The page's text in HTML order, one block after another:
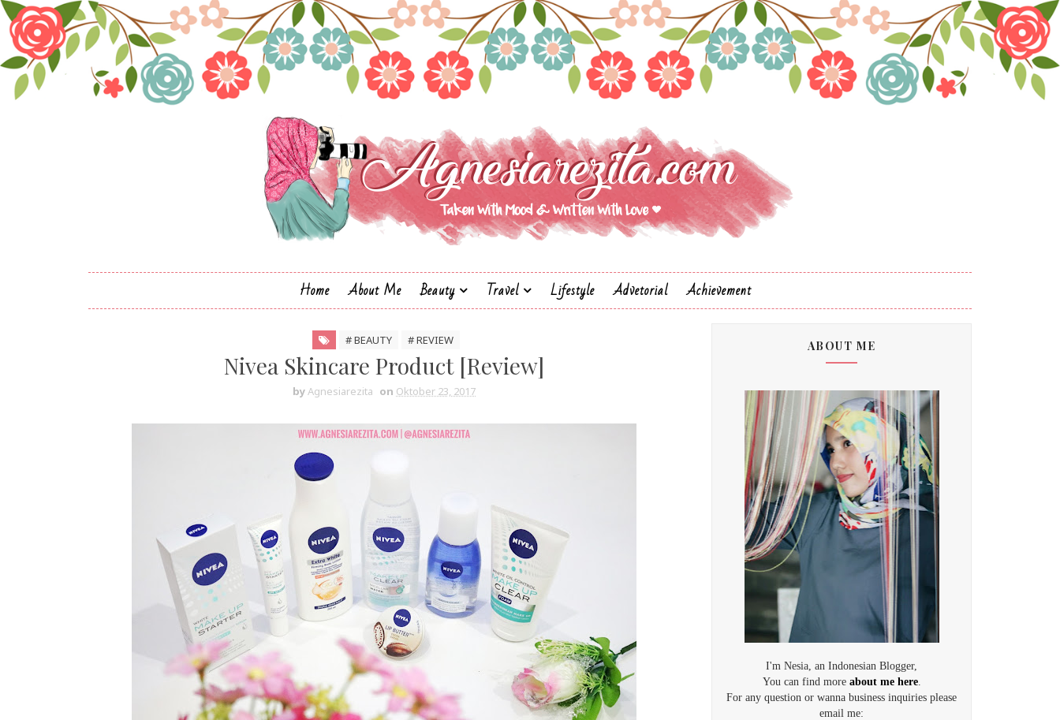
Home About Me Beauty Travel Lifestyle Advetorial Achievement
# BEAUTY # REVIEW
Nivea Skincare Product [Review]
byAgnesiarezita on Oktober 23, 2017
ABOUT ME
I'm Nesia, an Indonesian Blogger,
You can find more about me here.
For any question or wanna business inquiries please
email me: